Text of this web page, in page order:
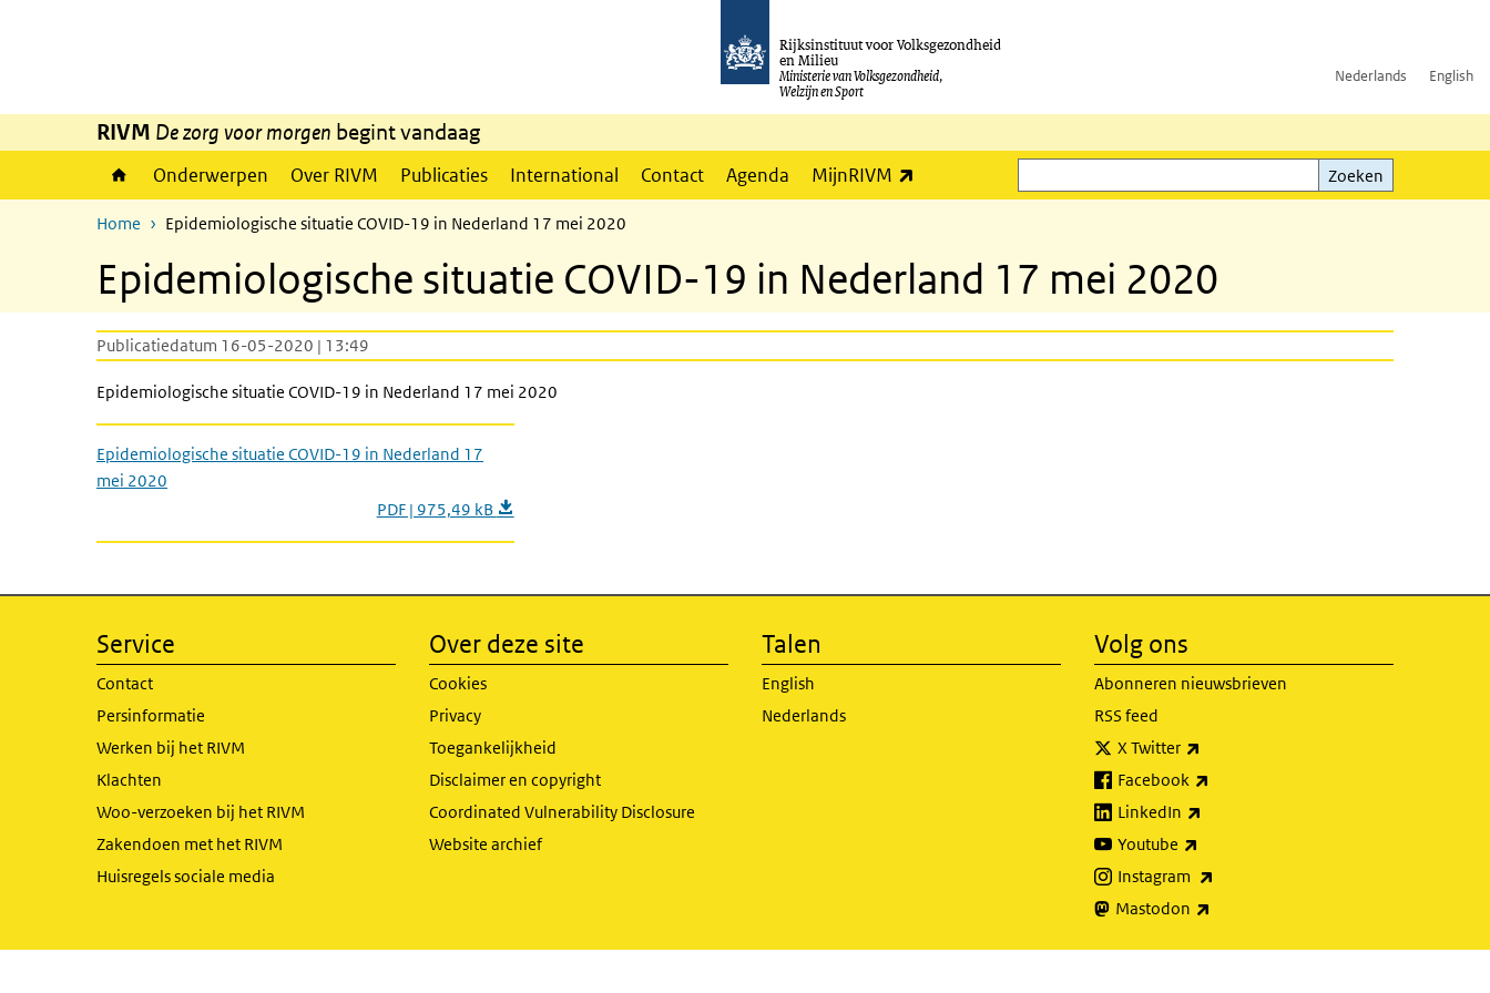
Rijksinstituut voor Volksgezondheid
en Milieu
Ministerie van Volksgezondheid,
Welzijn en Sport
Nederlands English
RIVM De zorg voor morgen begint vandaag
Onderwerpen Over RIVM Publicaties International Contact Agenda MijnRIVM
Zoeken
Zoeken
Home Epidemiologische situatie COVID-19 in Nederland 17 mei 2020
Epidemiologische situatie COVID-19 in Nederland 17 mei 2020
Publicatiedatum 16-05-2020 | 13:49
Epidemiologische situatie COVID-19 in Nederland 17 mei 2020
Epidemiologische situatie COVID-19 in Nederland 17
mei 2020
PDF | 975,49 kB
Service
Contact
Persinformatie
Werken bij het RIVM
Klachten
Woo-verzoeken bij het RIVM
Zakendoen met het RIVM
Huisregels sociale media
Over deze site
Cookies
Privacy
Toegankelijkheid
Disclaimer en copyright
Coordinated Vulnerability Disclosure
Website archief
Talen
English
Nederlands
Volg ons
Abonneren nieuwsbrieven
RSS feed
X Twitter
Facebook
LinkedIn
Youtube
Instagram
Mastodon